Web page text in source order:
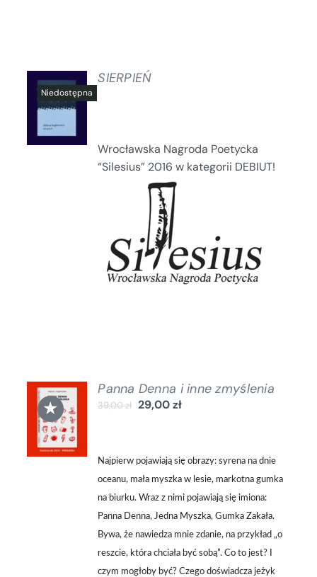
SZCZEGÓŁY
SIERPIEŃ
Wrocławska Nagroda Poetycka
“Silesius” 2016 w kategorii DEBIUT!
★
DODAJ
DO
KOSZYKA
/
SZCZEGÓŁY
Panna Denna i inne zmyślenia
39,00zł 29,00zł
Najpierw pojawiają się obrazy: syrena na dnie
oceanu, mała myszka w lesie, markotna gumka
na biurku. Wraz z nimi pojawiają się imiona:
Panna Denna, Jedna Myszka, Gumka Zakała.
Bywa, że nawiedza mnie zdanie, na przykład „o
reszcie, która chciała być sobą”. Co to jest? I
czym mogłoby być? Czego doświadcza jeżyk